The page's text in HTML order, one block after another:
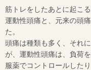
筋トレをしたあとに起こ
運動性頭痛と、元来の頭
た。
頭痛は種類も多く、それ
が、運動性頭痛は、負荷
服薬でコントロールしたり